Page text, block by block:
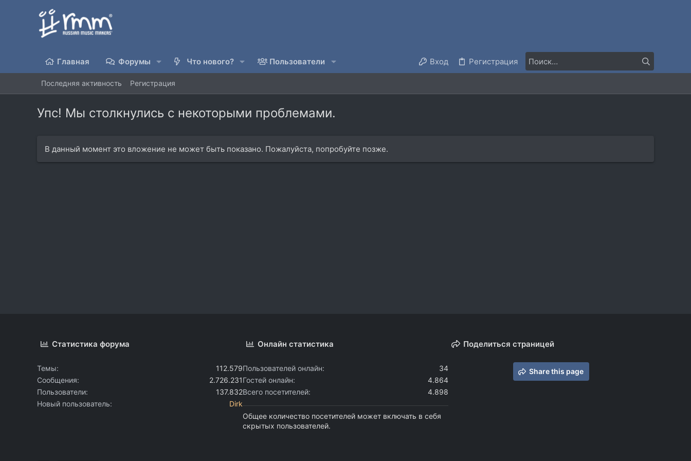
Главная Форумы Что нового? Пользователи Вход Регистрация
Последняя активность Регистрация
Упс! Мы столкнулись с некоторыми проблемами.
В данный момент это вложение не может быть показано. Пожалуйста, попробуйте позже.
Статистика форума
Темы
112.579
Сообщения
2.726.231
Пользователи
137.832
Новый пользователь
Dirk
Онлайн статистика
Пользователей онлайн
34
Гостей онлайн
4.864
Всего посетителей
4.898
Общее количество посетителей может включать в себя
скрытых пользователей.
Поделиться страницей
Share this page